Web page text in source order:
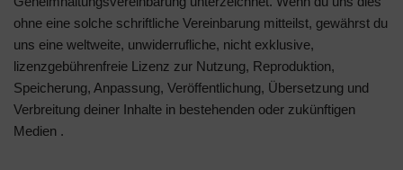
ohne eine solche schriftliche Vereinbarung mitteilst, gewährst du
uns eine weltweite, unwiderrufliche, nicht exklusive,
lizenzgebührenfreie Lizenz zur Nutzung, Reproduktion,
Speicherung, Anpassung, Veröffentlichung, Übersetzung und
Verbreitung deiner Inhalte in bestehenden oder zukünftigen
Medien .